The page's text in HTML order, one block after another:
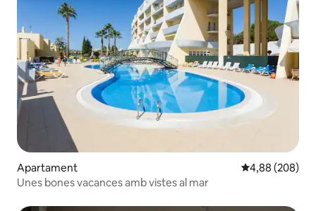
Apartament 4,88 de
4,88 (208)
Unes bones vacances amb vistes al mar